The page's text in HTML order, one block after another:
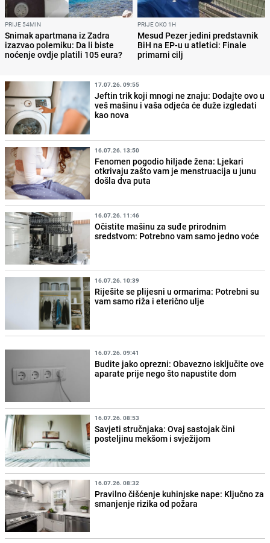
PRIJE 54MIN
Snimak apartmana iz Zadra
izazvao polemiku: Da li biste
noćenje ovdje platili 105 eura?
PRIJE OKO 1H
Mesud Pezer jedini predstavnik
BiH na EP-u u atletici: Finale
primarni cilj
17.07.26. 09:55
Jeftin trik koji mnogi ne znaju: Dodajte ovo u
veš mašinu i vaša odjeća će duže izgledati
kao nova
16.07.26. 13:50
Fenomen pogodio hiljade žena: Ljekari
otkrivaju zašto vam je menstruacija u junu
došla dva puta
16.07.26. 11:46
Očistite mašinu za suđe prirodnim
sredstvom: Potrebno vam samo jedno voće
16.07.26. 10:39
Riješite se plijesni u ormarima: Potrebni su
vam samo riža i eterično ulje
16.07.26. 09:41
Budite jako oprezni: Obavezno isključite ove
aparate prije nego što napustite dom
16.07.26. 08:53
Savjeti stručnjaka: Ovaj sastojak čini
posteljinu mekšom i svježijom
16.07.26. 08:32
Pravilno čišćenje kuhinjske nape: Ključno za
smanjenje rizika od požara